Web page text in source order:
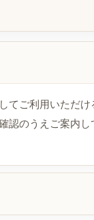
てご利用いただ
のうえご案内し